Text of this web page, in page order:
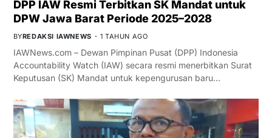
DPP IAW Resmi Terbitkan SK Mandat untuk
DPW Jawa Barat Periode 2025–2028
BYREDAKSI IAWNEWS 1 TAHUN AGO
IAWNews.com – Dewan Pimpinan Pusat (DPP) Indonesia
Accountability Watch (IAW) secara resmi menerbitkan Surat
Keputusan (SK) Mandat untuk kepengurusan baru…